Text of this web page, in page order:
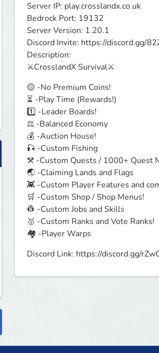
Server IP: play.crosslandx.co.uk
Bedrock Port: 19132
Server Version: 1.20.1
Discord Invite: https://discord.gg/
Description:
⚔️CrosslandX Survival⚔️
🟡 -No Premium Coins!
⏳ -Play Time (Rewards!)
1️⃣ -Leader Boards!
⚖️ -Balanced Economy
💰 -Auction House!
🎣 -Custom Fishing
⚒️ -Custom Quests / 1000+ Quest
🌏 -Claiming Lands and Flags
👾 -Custom Player Features and
🛒 -Custom Shop / Shop Menus!
👷 -Custom Jobs and Skills
🥇 -Custom Ranks and Vote Ranks!
🏘️ -Player Warps
Discord Link: https://discord.gg/